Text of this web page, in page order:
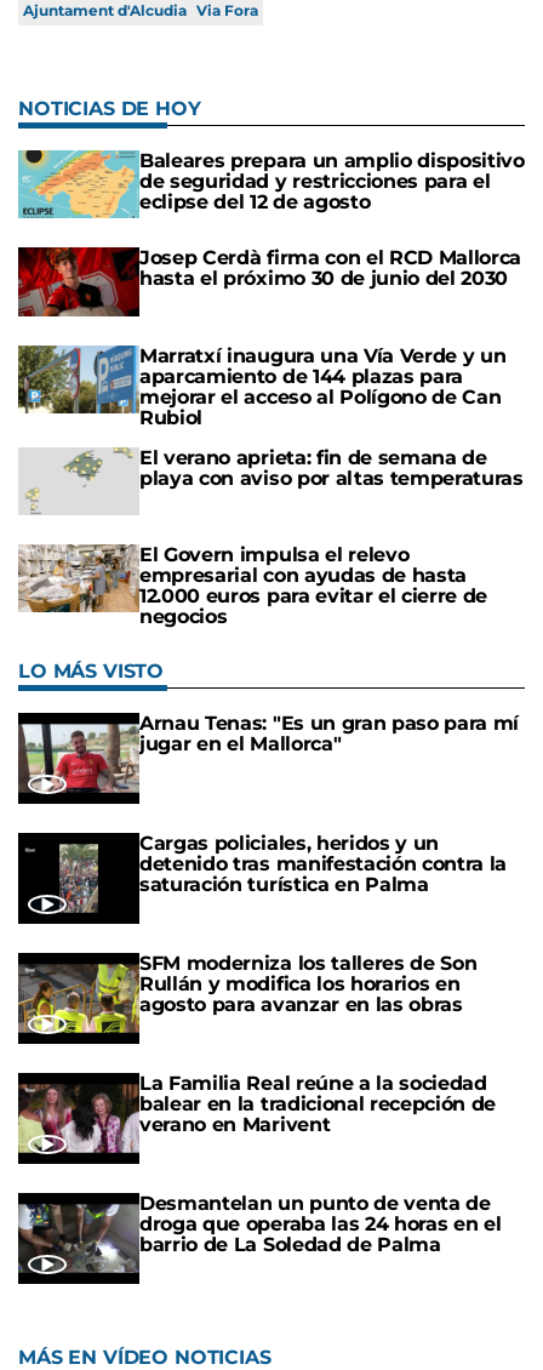
Ajuntament d'Alcudia Via Fora
NOTICIAS DE HOY
Baleares prepara un amplio dispositivo
de seguridad y restricciones para el
eclipse del 12 de agosto
Josep Cerdà firma con el RCD Mallorca
hasta el próximo 30 de junio del 2030
Marratxí inaugura una Vía Verde y un
aparcamiento de 144 plazas para
mejorar el acceso al Polígono de Can
Rubiol
El verano aprieta: fin de semana de
playa con aviso por altas temperaturas
El Govern impulsa el relevo
empresarial con ayudas de hasta
12.000 euros para evitar el cierre de
negocios
LO MÁS VISTO
Arnau Tenas: "Es un gran paso para mí
jugar en el Mallorca"
Cargas policiales, heridos y un
detenido tras manifestación contra la
saturación turística en Palma
SFM moderniza los talleres de Son
Rullán y modifica los horarios en
agosto para avanzar en las obras
La Familia Real reúne a la sociedad
balear en la tradicional recepción de
verano en Marivent
Desmantelan un punto de venta de
droga que operaba las 24 horas en el
barrio de La Soledad de Palma
MÁS EN VÍDEO NOTICIAS